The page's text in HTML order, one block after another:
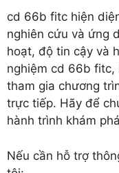
cd 66b fitc hiện
nghiên cứu và ứng
hoạt, độ tin cậy và
nghiệm cd 66b fitc,
tham gia chương
trực tiếp. Hãy để
hành trình khám
Nếu cần hỗ trợ